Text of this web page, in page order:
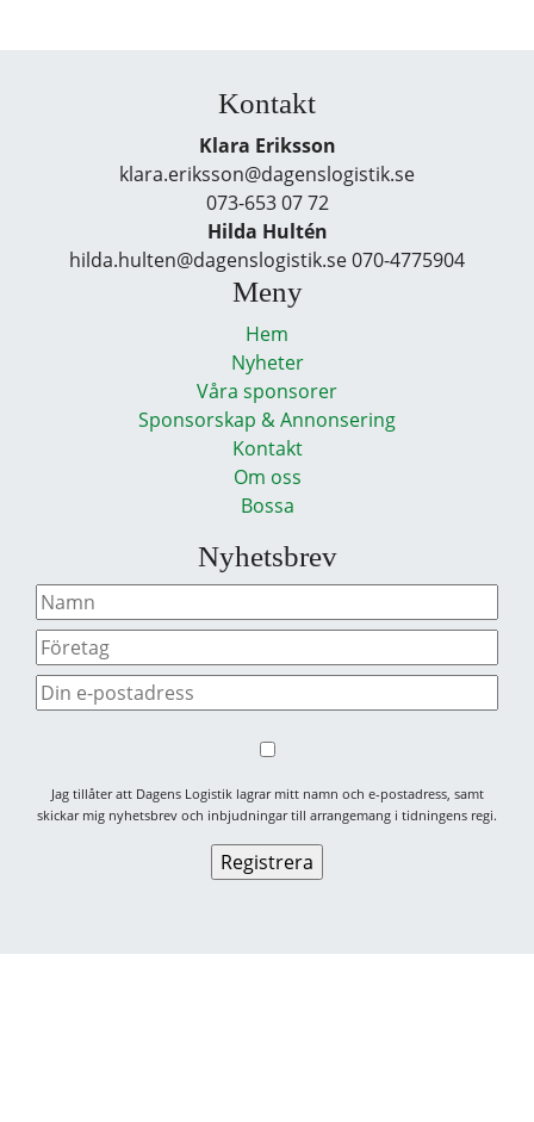
Kontakt
Klara Eriksson
klara.eriksson@dagenslogistik.se
073-653 07 72
Hilda Hultén
hilda.hulten@dagenslogistik.se 070-4775904
Meny
Hem
Nyheter
Våra sponsorer
Sponsorskap & Annonsering
Kontakt
Om oss
Bossa
Nyhetsbrev
Jag tillåter att Dagens Logistik lagrar mitt namn och e-postadress, samt
skickar mig nyhetsbrev och inbjudningar till arrangemang i tidningens regi.